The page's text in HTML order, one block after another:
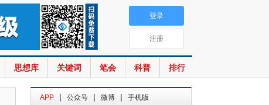
思想库 关键词 笔会 科普 排行
登录
注册
APP | 公众号 | 微博 | 手机版